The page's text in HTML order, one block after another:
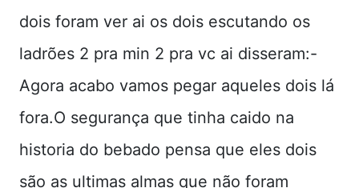
dois foram ver ai os dois escutando os
ladrões 2 pra min 2 pra vc ai disseram:-
Agora acabo vamos pegar aqueles dois lá
fora.O segurança que tinha caido na
historia do bebado pensa que eles dois
são as ultimas almas que não foram